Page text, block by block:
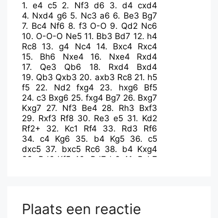
1.e4 c5 2. Nf3 d6 3. d4 cxd4
4. Nxd4 g6 5. Nc3 a6 6. Be3 Bg7
7. Bc4 Nf6 8. f3 O-O 9. Qd2 Nc6
10. O-O-O Ne5 11. Bb3 Bd7 12. h4
Rc8 13.g4 Nc4 14. Bxc4
Rxc4
15. Bh6 Nxe4 16. Nxe4
Rxd4
17. Qe3 Qb6 18. Rxd4
Bxd4
19. Qb3 Qxb3 20. axb3 Rc8 21. h5
f5
22. Nd2 fxg4 23. hxg6
Bf5
24. c3 Bxg6 25. fxg4 Bg7 26. Bxg7
Kxg7 27. Nf3 Be4 28. Rh3 Bxf3
29. Rxf3 Rf8 30. Re3 e5 31. Kd2
Rf2+
32. Kc1 Rf4 33. Rd3
Rf6
34.c4 Kg6 35. b4 Kg5 36.c5
dxc5 37. bxc5 Rc6 38. b4 Kxg4
39. Rd6 Kf5 40. Rd7 b6 41. Rxh7
Ra1+ 52.Ke2 a2 53.Ra3 Rh1
Plaats een reactie